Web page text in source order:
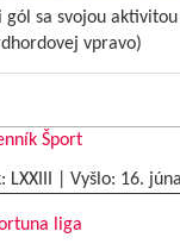
gól sa svojou
vpravo)
Šport
LXXIII | Vyšlo: 16.
liga